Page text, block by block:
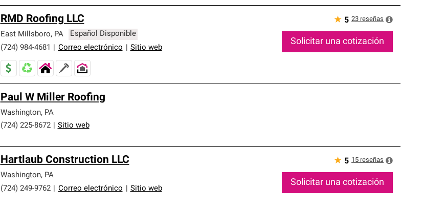
RMD Roofing LLC
East Millsboro, PA
Español Disponible
(724) 984-4681
Correo electrónico Sitio web
★ 5 23 reseñas
Solicitar una cotización
Paul W Miller Roofing
Washington, PA
(724) 225-8672
Sitio web
Hartlaub Construction LLC
Washington, PA
(724) 249-9762
Correo electrónico Sitio web
★ 5 15 reseñas
Solicitar una cotización